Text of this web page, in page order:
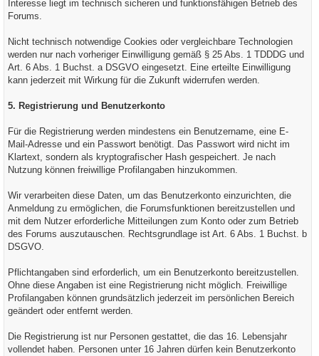
Interesse liegt im technisch sicheren und funktionsfähigen Betrieb des
Forums.
Nicht technisch notwendige Cookies oder vergleichbare Technologien
werden nur nach vorheriger Einwilligung gemäß § 25 Abs. 1 TDDDG und
Art. 6 Abs. 1 Buchst. a DSGVO eingesetzt. Eine erteilte Einwilligung
kann jederzeit mit Wirkung für die Zukunft widerrufen werden.
5. Registrierung und Benutzerkonto
Für die Registrierung werden mindestens ein Benutzername, eine E-
Mail-Adresse und ein Passwort benötigt. Das Passwort wird nicht im
Klartext, sondern als kryptografischer Hash gespeichert. Je nach
Nutzung können freiwillige Profilangaben hinzukommen.
Wir verarbeiten diese Daten, um das Benutzerkonto einzurichten, die
Anmeldung zu ermöglichen, die Forumsfunktionen bereitzustellen und
mit dem Nutzer erforderliche Mitteilungen zum Konto oder zum Betrieb
des Forums auszutauschen. Rechtsgrundlage ist Art. 6 Abs. 1 Buchst. b
DSGVO.
Pflichtangaben sind erforderlich, um ein Benutzerkonto bereitzustellen.
Ohne diese Angaben ist eine Registrierung nicht möglich. Freiwillige
Profilangaben können grundsätzlich jederzeit im persönlichen Bereich
geändert oder entfernt werden.
Die Registrierung ist nur Personen gestattet, die das 16. Lebensjahr
vollendet haben. Personen unter 16 Jahren dürfen kein Benutzerkonto